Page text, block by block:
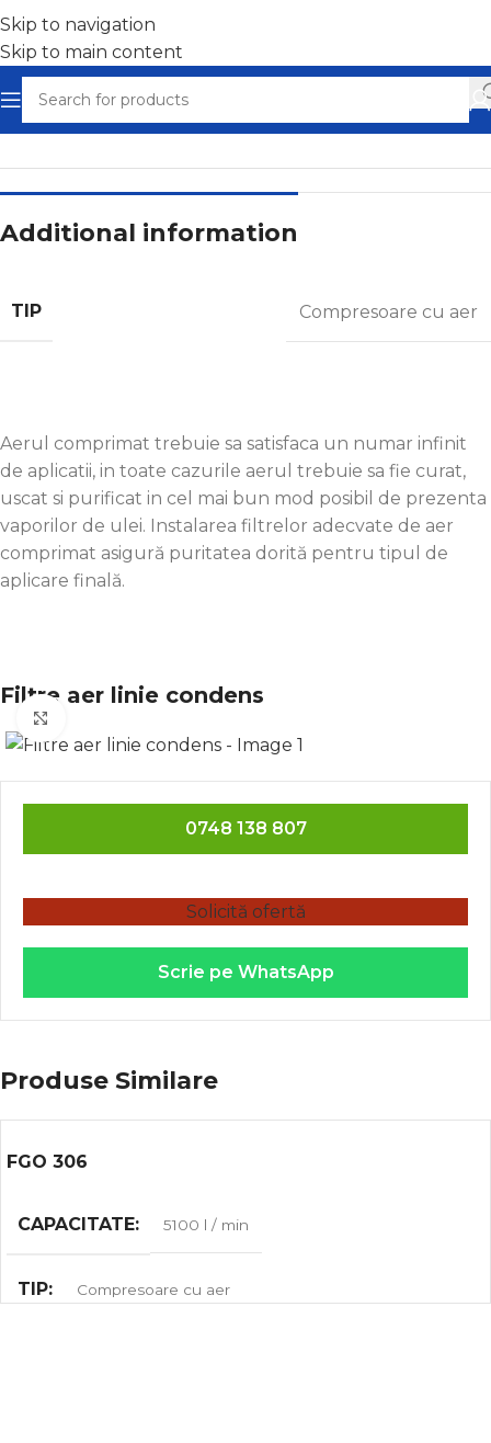
Skip to navigation
Skip to main content
Home/Filtre de aer comprimat
Additional information
TIP Compresoare cu aer
Aerul comprimat trebuie sa satisfaca un numar infinit
de aplicatii, in toate cazurile aerul trebuie sa fie curat,
uscat si purificat in cel mai bun mod posibil de prezenta
vaporilor de ulei. Instalarea filtrelor adecvate de aer
comprimat asigură puritatea dorită pentru tipul de
aplicare finală.
Filtre aer linie condens
0748 138 807
Solicită ofertă
Scrie pe WhatsApp
Produse Similare
FGO 306
CAPACITATE 5100 l / min
TIP Compresoare cu aer